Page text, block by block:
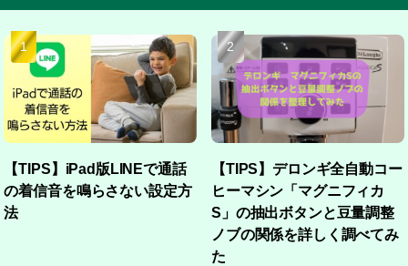
【TIPS】iPad版LINEで通話
の着信音を鳴らさない設定方
法
【TIPS】デロンギ全自動コー
ヒーマシン「マグニフィカ
S」の抽出ボタンと豆量調整
ノブの関係を詳しく調べてみ
た